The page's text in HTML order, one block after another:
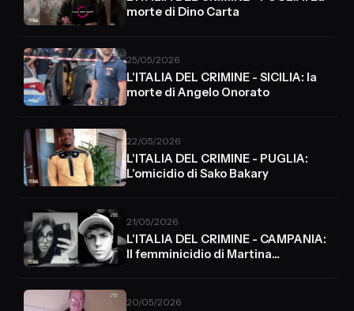
morte di Dino Carta
25/05/2026
L'ITALIA DEL CRIMINE - SICILIA: la
morte di Angelo Onorato
22/05/2026
L'ITALIA DEL CRIMINE - PUGLIA:
L'omicidio di Sako Bakary
21/05/2026
L'ITALIA DEL CRIMINE - CAMPANIA:
Il femminicidio di Martina
20/05/2026